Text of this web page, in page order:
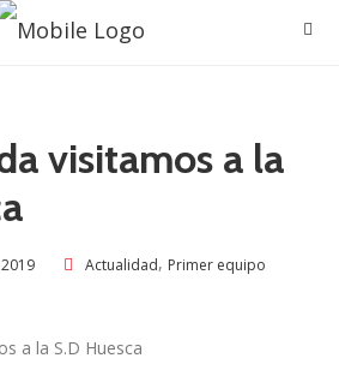
visitamos a la
Actualidad, Primer equipo